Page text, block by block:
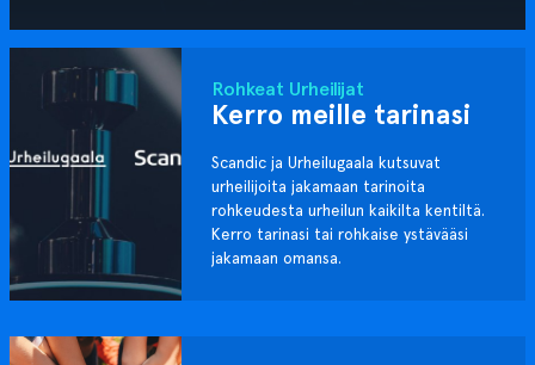
Rohkeat Urheilijat
Kerro meille tarinasi
Scandic ja Urheilugaala kutsuvat
urheilijoita jakamaan tarinoita
rohkeudesta urheilun kaikilta kentiltä.
Kerro tarinasi tai rohkaise ystävääsi
jakamaan omansa.